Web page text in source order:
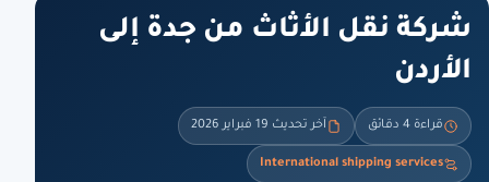
شركة نقل الأثاث من جدة إلى
الأردن
قراءة 4 دقائق آخر تحديث 19 فبراير 2026
International shipping services